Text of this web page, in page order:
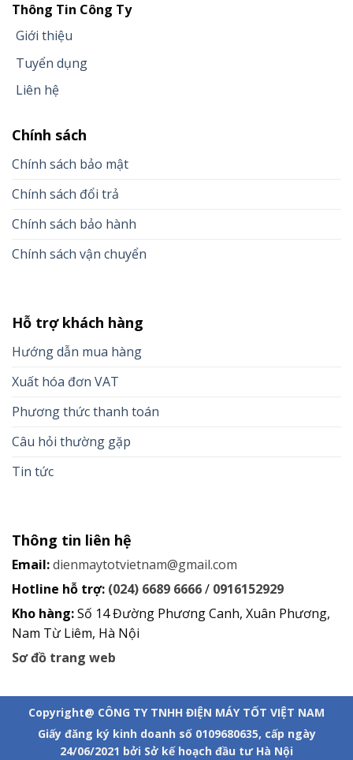
Thông Tin Công Ty
Giới thiệu
Tuyển dụng
Liên hệ
Chính sách
Chính sách bảo mật
Chính sách đổi trả
Chính sách bảo hành
Chính sách vận chuyển
Hỗ trợ khách hàng
Hướng dẫn mua hàng
Xuất hóa đơn VAT
Phương thức thanh toán
Câu hỏi thường gặp
Tin tức
Thông tin liên hệ
Email:dienmaytotvietnam@gmail.com
Hotline hỗ trợ: (024) 6689 6666/ 0916152929
Kho hàng:Số 14 Đường Phương Canh, Xuân Phương,
Nam Từ Liêm, Hà Nội
Sơ đồ trang web
Copyright@ CÔNG TY TNHH ĐIỆN MÁY TỐT VIỆT NAM
Giấy đăng ký kinh doanh số 0109680635, cấp ngày
24/06/2021 bởi Sở kế hoạch đầu tư Hà Nội